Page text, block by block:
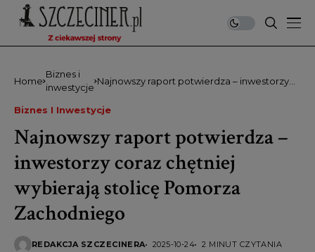
Home
Biznes i
inwestycje
Najnowszy raport potwierdza – inwestorzy
Zachodniego
Biznes I Inwestycje
Najnowszy raport potwierdza –
inwestorzy coraz chętniej
wybierają stolicę Pomorza
Zachodniego
REDAKCJA SZCZECINERA 2025-10-24 2 MINUT CZYTANIA